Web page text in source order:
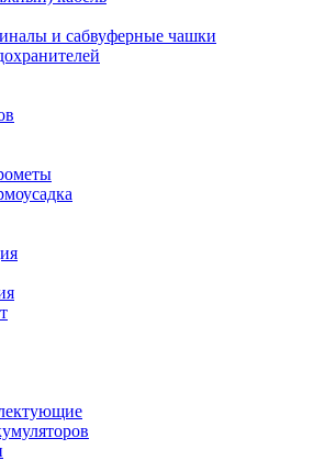
и сабвуферные чашки